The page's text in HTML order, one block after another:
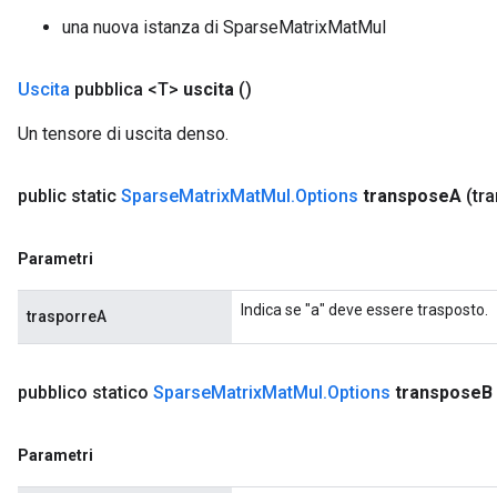
una nuova istanza di SparseMatrixMatMul
Uscita pubblica <T> uscita ()
Un tensore di uscita denso.
public static SparseMatrixMatMul.Options transposeA
Parametri
trasporreA Indica se "a" deve essere trasposto.
pubblico statico SparseMatrixMatMul.Options transposeB
Parametri